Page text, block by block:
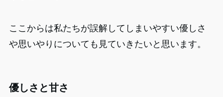
ここからは私たちが誤解してしまいやすい優しさ
や思いやりについても見ていきたいと思います。
優しさと甘さ